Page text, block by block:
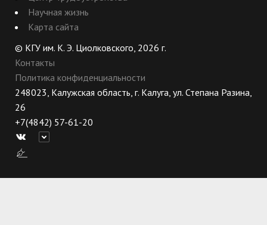
Научная жизнь
Карта сайта
© КГУ им. К. Э. Циолковского, 2026 г.
Контакты
Политика конфиденциальности
248023, Калужская область, г. Калуга, ул. Степана Разина,
26
+7(4842) 57-61-20